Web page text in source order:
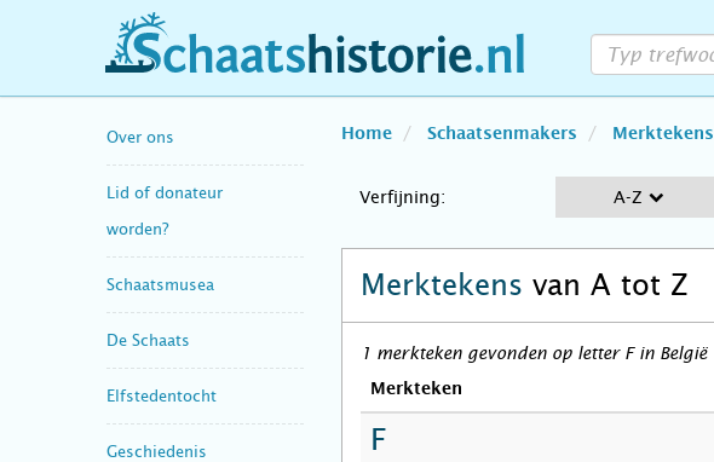
schaatshistorie.nl
Over ons
Lid of donateur
worden?
Schaatsmusea
De Schaats
Elfstedentocht
Geschiedenis
Home Schaatsenmakers Merktekens
Verfijning: A-Z
Merktekens van A tot Z
1 merkteken gevonden op letter F in België
Merkteken
F